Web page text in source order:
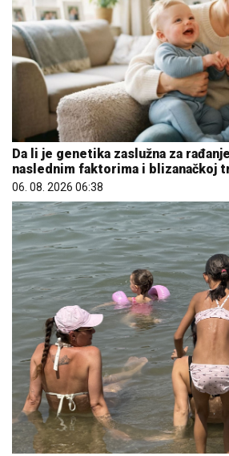
Da li je genetika zaslužna za
naslednim faktorima i blizanačkoj
06. 08. 2026 06:38